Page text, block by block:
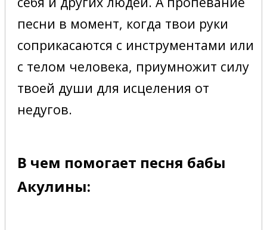
песни в момент, когда твои руки
соприкасаются с инструментами или
с телом человека, приумножит силу
твоей души для исцеления от
недугов.
В чем помогает песня бабы
Акулины: